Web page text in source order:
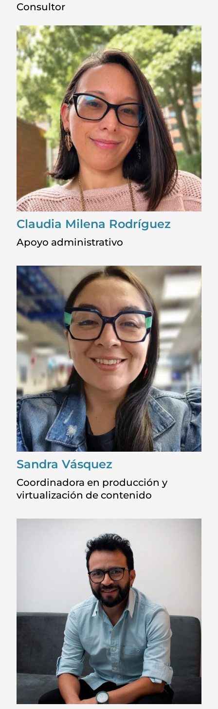
Consultor
Claudia Milena Rodríguez
Apoyo administrativo
Sandra Vásquez
Coordinadora en producción y
virtualización de contenido